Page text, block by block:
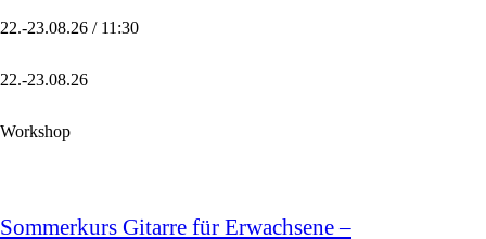
22.-23.08.26 / 11:30
22.-23.08.26
Workshop
Sommerkurs Gitarre für Erwachsene –